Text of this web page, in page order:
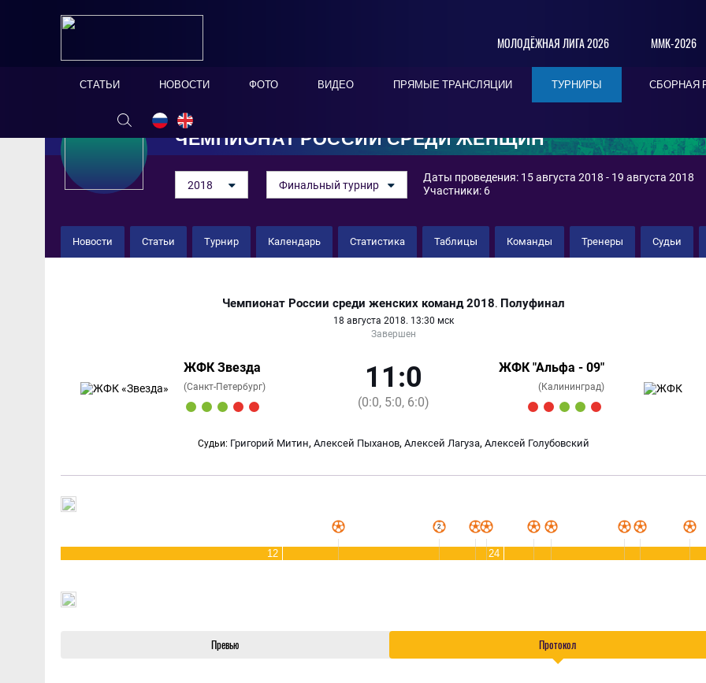
МОЛОДЁЖНАЯ ЛИГА 2026 ММК-2026
СТАТЬИ НОВОСТИ ФОТО ВИДЕО ПРЯМЫЕ ТРАНСЛЯЦИИ ТУРНИРЫ СБОРНАЯ
ЧЕМПИОНАТ РОССИИ СРЕДИ ЖЕНЩИН
2018 Финальный турнир
Даты проведения: 15 августа 2018 - 19 августа 2018
Участники: 6
Новости Статьи Турнир Календарь Статистика Таблицы Команды Тренеры Судьи
Чемпионат России среди женских команд 2018. Полуфинал
18 августа 2018. 13:30 мск
Завершен
ЖФК Звезда
(Санкт-Петербург) 11:0
(0:0, 5:0, 6:0)
ЖФК "Альфа - 09"
(Калининград)
Судьи: Григорий Митин, Алексей Пыханов, Алексей Лагуза, Алексей Голубовский
12 24
Превью Протокол